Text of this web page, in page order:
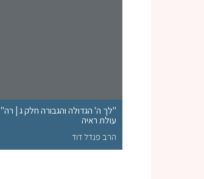
"לך ה' הגדולה והגבורה חלק ג |
עולת ראיה
הרב פנדל דוד